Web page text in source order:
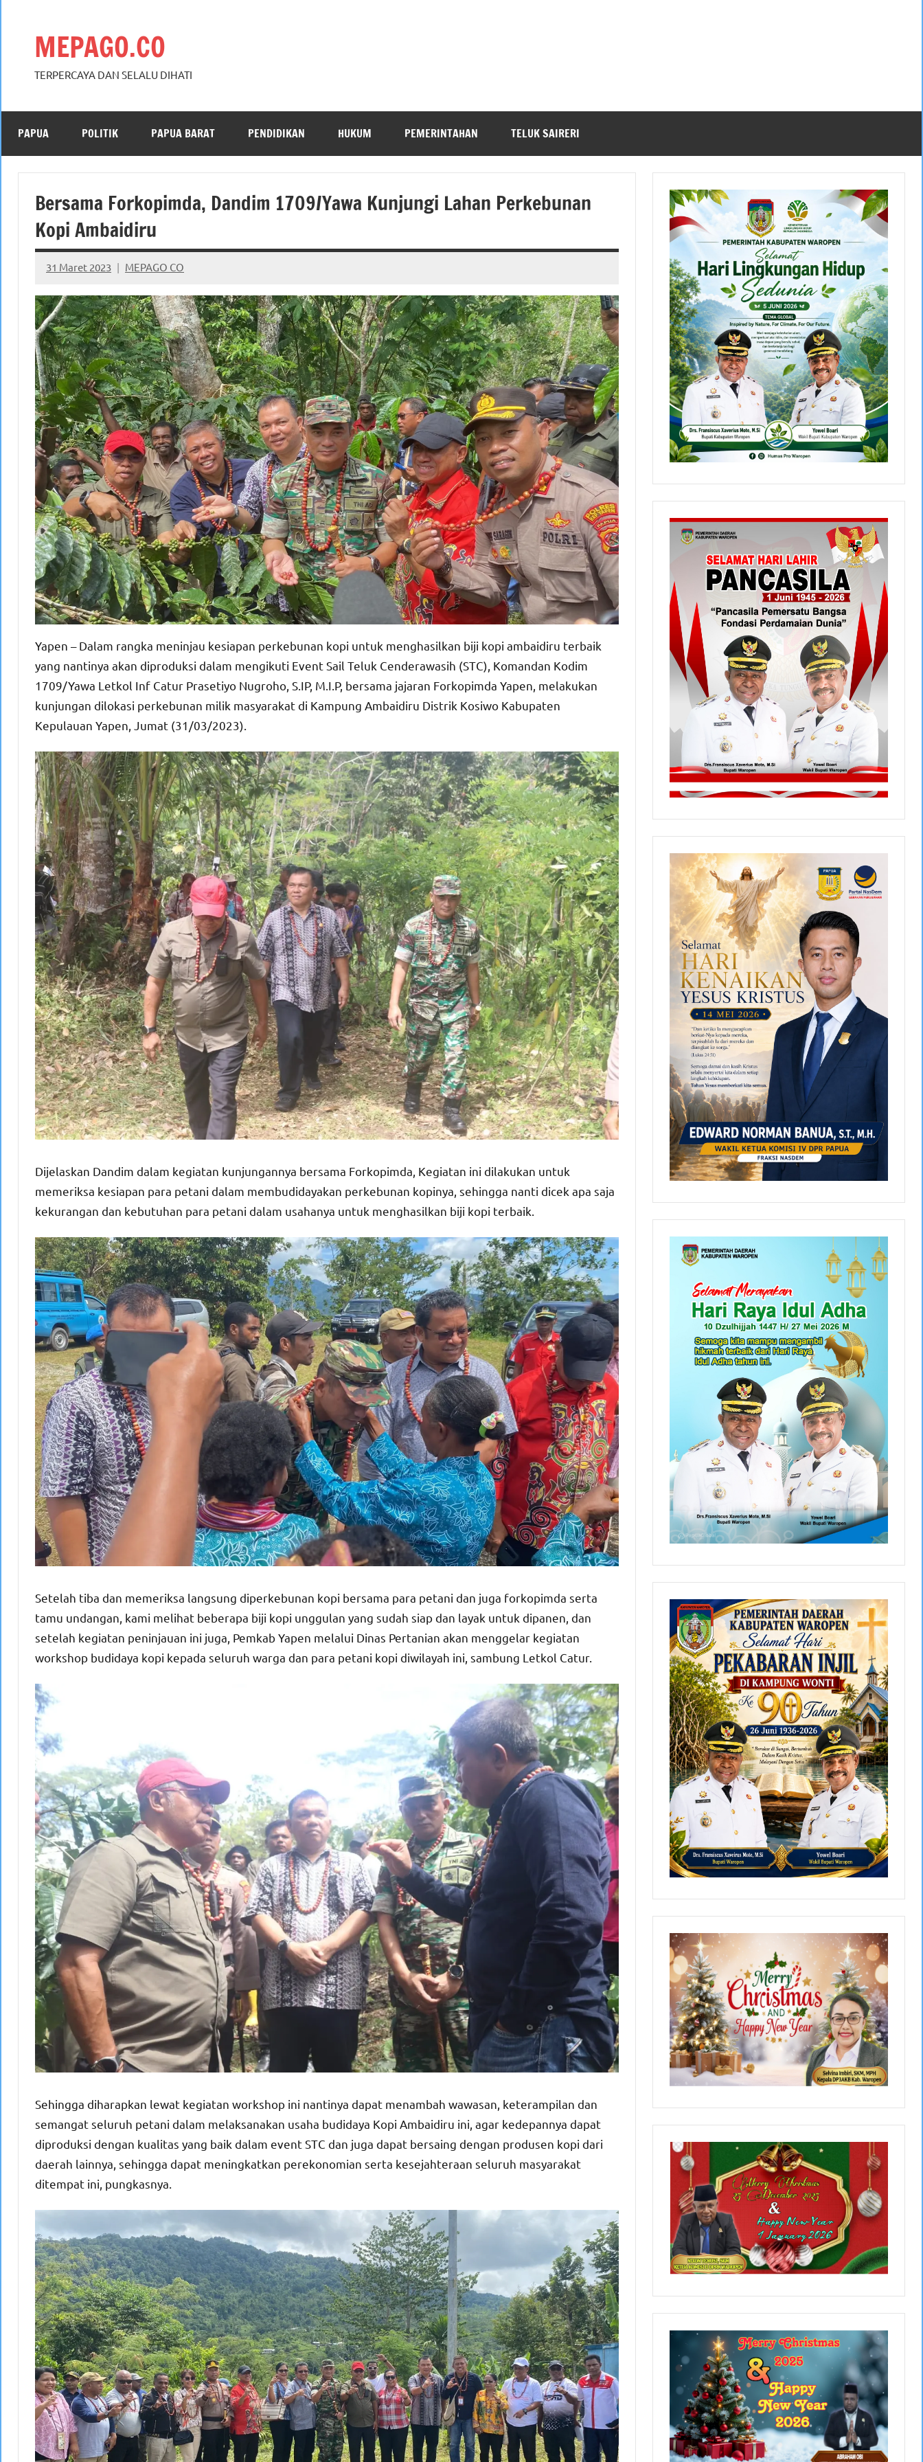
MEPAGO.CO
TERPERCAYA DAN SELALU DIHATI
PAPUA POLITIK PAPUA BARAT PENDIDIKAN HUKUM PEMERINTAHAN TELUK SAIRERI
Bersama Forkopimda, Dandim 1709/Yawa Kunjungi Lahan Perkebunan
Kopi Ambaidiru
31 Maret 2023 MEPAGO CO
No
comments
Yapen – Dalam rangka meninjau kesiapan perkebunan kopi untuk menghasilkan biji kopi ambaidiru terbaik
yang nantinya akan diproduksi dalam mengikuti Event Sail Teluk Cenderawasih (STC), Komandan Kodim
1709/Yawa Letkol Inf Catur Prasetiyo Nugroho, S.IP, M.I.P, bersama jajaran Forkopimda Yapen, melakukan
kunjungan dilokasi perkebunan milik masyarakat di Kampung Ambaidiru Distrik Kosiwo Kabupaten
Kepulauan Yapen, Jumat (31/03/2023).
Dijelaskan Dandim dalam kegiatan kunjungannya bersama Forkopimda, Kegiatan ini dilakukan untuk
memeriksa kesiapan para petani dalam membudidayakan perkebunan kopinya, sehingga nanti dicek apa saja
kekurangan dan kebutuhan para petani dalam usahanya untuk menghasilkan biji kopi terbaik.
Setelah tiba dan memeriksa langsung diperkebunan kopi bersama para petani dan juga forkopimda serta
tamu undangan, kami melihat beberapa biji kopi unggulan yang sudah siap dan layak untuk dipanen, dan
setelah kegiatan peninjauan ini juga, Pemkab Yapen melalui Dinas Pertanian akan menggelar kegiatan
workshop budidaya kopi kepada seluruh warga dan para petani kopi diwilayah ini, sambung Letkol Catur.
Sehingga diharapkan lewat kegiatan workshop ini nantinya dapat menambah wawasan, keterampilan dan
semangat seluruh petani dalam melaksanakan usaha budidaya Kopi Ambaidiru ini, agar kedepannya dapat
diproduksi dengan kualitas yang baik dalam event STC dan juga dapat bersaing dengan produsen kopi dari
daerah lainnya, sehingga dapat meningkatkan perekonomian serta kesejahteraan seluruh masyarakat
ditempat ini, pungkasnya.